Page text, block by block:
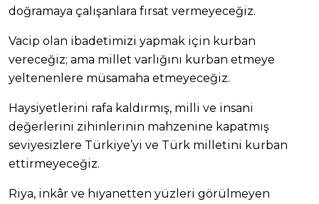
doğramaya çalışanlara fırsat vermeyeceğiz.
Vacip olan ibadetimizi yapmak için kurban
vereceğiz; ama millet varlığını kurban etmeye
yeltenenlere müsamaha etmeyeceğiz.
Haysiyetlerini rafa kaldırmış, milli ve insani
değerlerini zihinlerinin mahzenine kapatmış
seviyesizlere Türkiye’yi ve Türk milletini kurban
ettirmeyeceğiz.
Riya, inkâr ve hıyanetten yüzleri görülmeyen